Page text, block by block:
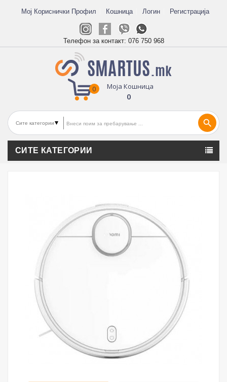
Мој Кориснички Профил Кошница Логин Регистрација
Телефон за контакт: 076 750 968
Моја Кошница
0
0
search
СИТЕ КАТЕГОРИИ